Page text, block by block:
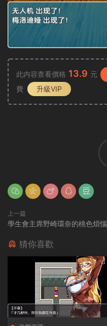
此内容查看價格 13.9 元
費
升級VIP
上一篇
學生會主席野崎環奈的桃色煩惱
猜你喜歡